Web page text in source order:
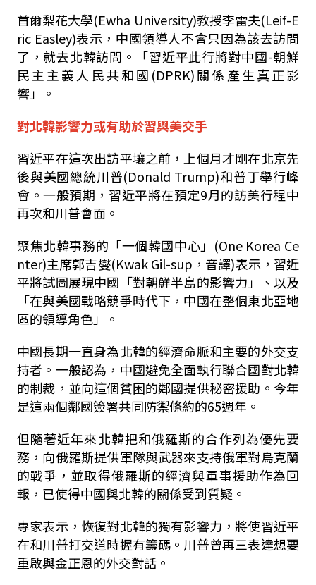
首爾梨花大學(Ewha University)教授李雷夫(Leif-E
ric Easley)表示，中國領導人不會只因為該去訪問
了，就去北韓訪問。「習近平此行將對中國-朝鮮
民主主義人民共和國(DPRK)關係產生真正影
響」。
對北韓影響力或有助於習與美交手
習近平在這次出訪平壤之前，上個月才剛在北京先
後與美國總統川普(Donald Trump)和普丁舉行峰
會。一般預期，習近平將在預定9月的訪美行程中
再次和川普會面。
聚焦北韓事務的「一個韓國中心」(One Korea Ce
nter)主席郭吉燮(Kwak Gil-sup，音譯)表示，習近
平將試圖展現中國「對朝鮮半島的影響力」、以及
「在與美國戰略競爭時代下，中國在整個東北亞地
區的領導角色」。
中國長期一直身為北韓的經濟命脈和主要的外交支
持者。一般認為，中國避免全面執行聯合國對北韓
的制裁，並向這個貧困的鄰國提供秘密援助。今年
是這兩個鄰國簽署共同防禦條約的65週年。
但隨著近年來北韓把和俄羅斯的合作列為優先要
務，向俄羅斯提供軍隊與武器來支持俄軍對烏克蘭
的戰爭，並取得俄羅斯的經濟與軍事援助作為回
報，已使得中國與北韓的關係受到質疑。
專家表示，恢復對北韓的獨有影響力，將使習近平
在和川普打交道時握有籌碼。川普曾再三表達想要
重啟與金正恩的外交對話。